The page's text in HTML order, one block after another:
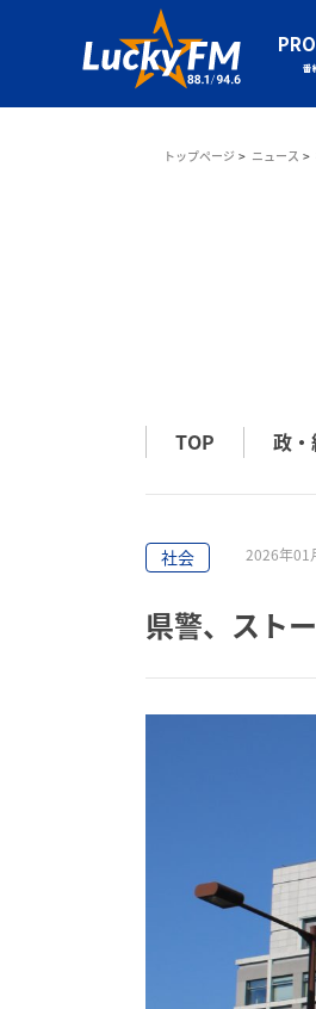
番
トップページ ニュース
TOP 政
社会 2026年01
県警、スト